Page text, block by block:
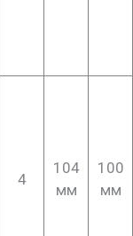
4
104
мм
100
мм